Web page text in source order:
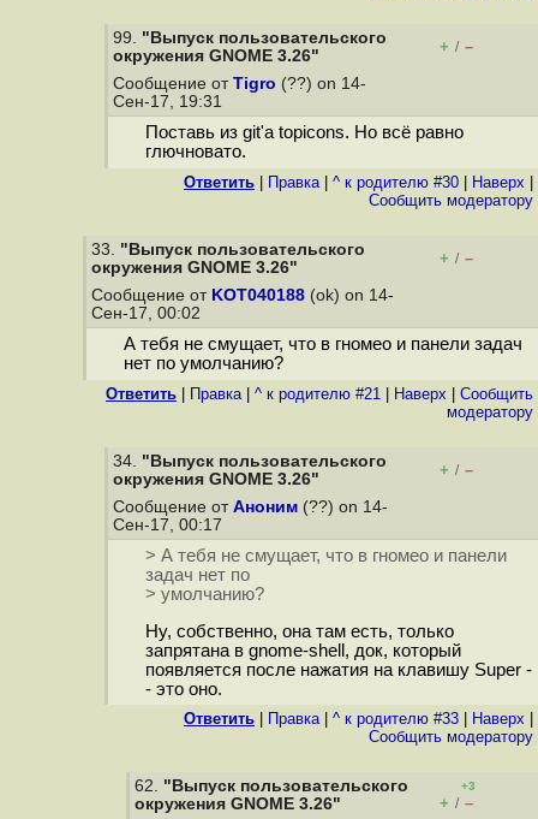
99. "Выпуск пользовательского
окружения GNOME 3.26"
+ / –
Сообщение от Tigro (??) on 14-
Сен-17, 19:31
Поставь из git'а topicons. Но всё равно
глючновато.
Ответить Правка| ^ к родителю #30 Наверх
Cообщить модератору
33. "Выпуск пользовательского
окружения GNOME 3.26"
+ / –
Сообщение от KOT040188 (ok) on 14-
Сен-17, 00:02
А тебя не смущает, что в гномео и панели задач
нет по умолчанию?
Ответить Правка| ^ к родителю #21 Наверх
Cообщить
модератору
34. "Выпуск пользовательского
окружения GNOME 3.26"
+ / –
Сообщение от Аноним (??) on 14-
Сен-17, 00:17
> А тебя не смущает, что в гномео и панели
задач нет по
> умолчанию?
Ну, собственно, она там есть, только
запрятана в gnome-shell, док, который
появляется после нажатия на клавишу Super -
- это оно.
Ответить Правка| ^ к родителю #33 Наверх
Cообщить модератору
62. "Выпуск пользовательского
окружения GNOME 3.26"
+3
+ / –